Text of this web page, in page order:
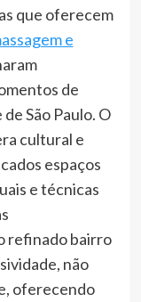
que oferecem
e
de
São Paulo. O
cultural e
espaços
e técnicas
refinado bairro
não
oferecendo